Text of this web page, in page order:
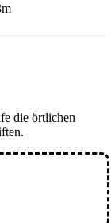
die örtlichen